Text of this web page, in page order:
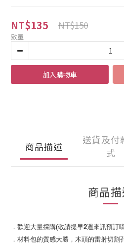
NT$135 NT$150
數量
加入購物車
商品描述
送貨及付
式
商品
．歡迎大量採購(敬請提早2週來訊預訂
．材料包的質感大勝，木頭的雷射切